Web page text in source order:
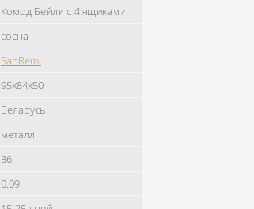
Комод Бейли с 4 ящиками
сосна
SanRemi
95x84x50
Беларусь
металл
36
0.09